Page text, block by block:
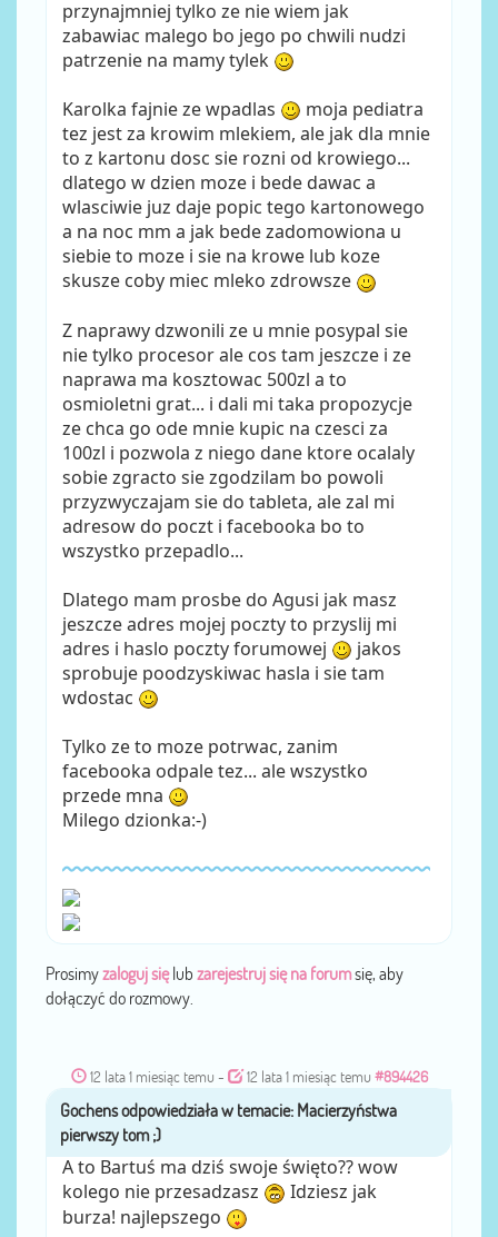
przynajmniej tylko ze nie wiem jak
zabawiac malego bo jego po chwili nudzi
patrzenie na mamy tylek
Karolka fajnie ze wpadlas
moja pediatra
tez jest za krowim mlekiem, ale jak dla mnie
to z kartonu dosc sie rozni od krowiego...
dlatego w dzien moze i bede dawac a
wlasciwie juz daje popic tego kartonowego
a na noc mm a jak bede zadomowiona u
siebie to moze i sie na krowe lub koze
skusze coby miec mleko zdrowsze
Z naprawy dzwonili ze u mnie posypal sie
nie tylko procesor ale cos tam jeszcze i ze
naprawa ma kosztowac 500zl a to
osmioletni grat... i dali mi taka propozycje
ze chca go ode mnie kupic na czesci za
100zl i pozwola z niego dane ktore ocalaly
sobie zgracto sie zgodzilam bo powoli
przyzwyczajam sie do tableta, ale zal mi
adresow do poczt i facebooka bo to
wszystko przepadlo...
Dlatego mam prosbe do Agusi jak masz
jeszcze adres mojej poczty to przyslij mi
adres i haslo poczty forumowej
jakos
sprobuje poodzyskiwac hasla i sie tam
wdostac
Tylko ze to moze potrwac, zanim
facebooka odpale tez... ale wszystko
przede mna
Milego dzionka:-)
Prosimyzaloguj sięlub zarejestruj się na forumsię, aby
dołączyć do rozmowy.
12 lata 1 miesiąc temu - 12 lata 1 miesiąc temu #894426
przezGochens
A to Bartuś ma dziś swoje święto?? wow
kolego nie przesadzasz
Idziesz jak
burza! najlepszego